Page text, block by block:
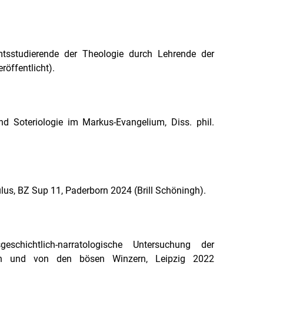
der Theologie durch Lehrende der
Soteriologie im Markus-Evangelium, Diss. phil.
BZ Sup 11, Paderborn 2024 (Brill Schöningh).
narratologische Untersuchung der
und von den bösen Winzern, Leipzig 2022